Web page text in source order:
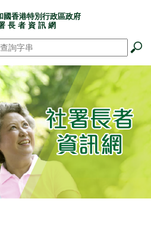
國香港特別行政區政府
長 者 資 訊 網
*